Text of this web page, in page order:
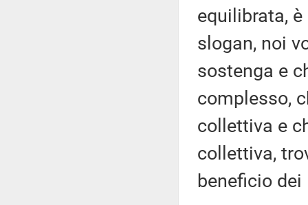
equilibrata,
slogan, noi
sostenga e
complesso,
collettiva e
collettiva,
beneficio